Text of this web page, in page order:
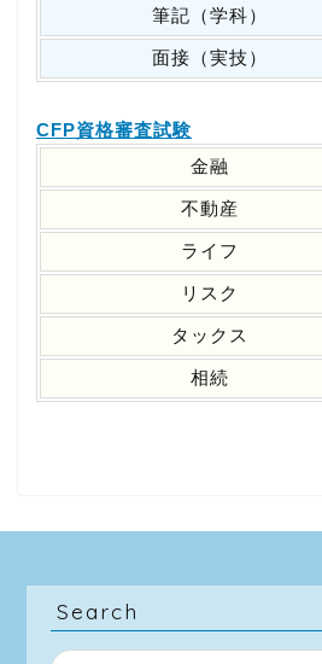
筆記（学科）
面接（実技）
CFP資格審査試験
金融
不動産
ライフ
リスク
タックス
相続
Search